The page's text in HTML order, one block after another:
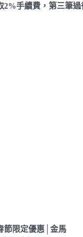
手續費，第三筆